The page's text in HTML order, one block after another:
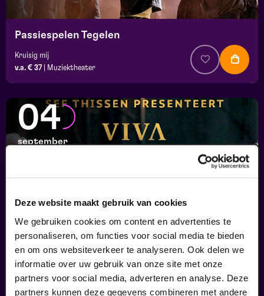
Deze website maakt gebruik van cookies
We gebruiken cookies om content en advertenties te
personaliseren, om functies voor social media te bieden
en om ons websiteverkeer te analyseren. Ook delen we
informatie over uw gebruik van onze site met onze
partners voor social media, adverteren en analyse. Deze
partners kunnen deze gegevens combineren met andere
Passiespelen Tegelen
Kruisig mij
v.a. € 37
Muziektheater
04
september
Viva Classic Live
FilmMuziek